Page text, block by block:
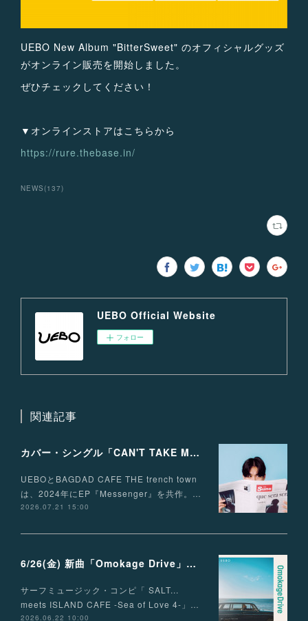
UEBO New Album "BitterSweet" のオフィシャルグッズ
がオンライン販売を開始しました。
ぜひチェックしてください！
▼オンラインストアはこちらから
https://rure.thebase.in/
NEWS (137)
UEBO Official Website
フォロー
関連記事
カバー・シングル「CAN'T TAKE MY EYES OFF OF YOU」配信リリース！
UEBOとBAGDAD CAFE THE trench town
は、2024年にEP『Messenger』を共作。…
2026.07.21 15:00
6/26(金) 新曲「Omokage Drive」リリース決定
サーフミュージック・コンピ「 SALT...
meets ISLAND CAFE -Sea of Love 4-」…
2026.06.22 10:00